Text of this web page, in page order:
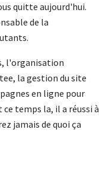
quitte aujourd'hui.
de la
l'organisation
la gestion du site
en ligne pour
temps la, il a réussi à
jamais de quoi ça